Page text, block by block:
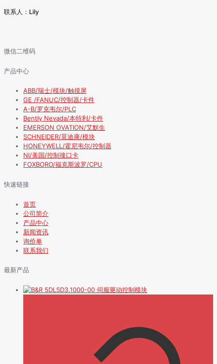
联系人：Lily
微信二维码
产品中心
ABB/瑞士/模块/触摸屏
GE /FANUC/控制器/卡件
A-B/罗克韦尔/PLC
Bently Nevada/本特利/卡件
EMERSON OVATION/艾默生
SCHNEIDER/莫迪康/模块
HONEYWELL/霍尼韦尔/控制器
NI/美国/控制接口卡
FOXBORO/福克斯波罗/CPU
快速链接
首页
公司简介
产品中心
新闻资讯
询价单
联系我们
最新产品